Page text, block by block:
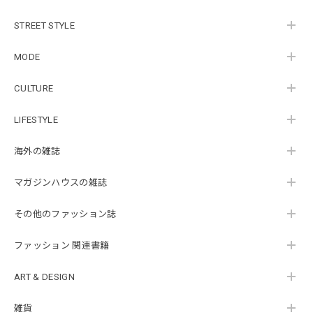
STREET STYLE
MODE
CULTURE
LIFESTYLE
海外の雑誌
マガジンハウスの雑誌
その他のファッション誌
ファッション 関連書籍
ART & DESIGN
雑貨